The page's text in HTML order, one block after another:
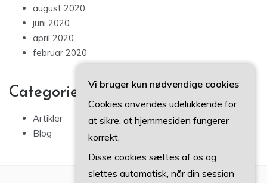
august 2020
juni 2020
april 2020
februar 2020
Categories
Artikler
Blog
Vi bruger kun nødvendige cookies
Cookies anvendes udelukkende for
at sikre, at hjemmesiden fungerer
korrekt.
Disse cookies sættes af os og
slettes automatisk, når din session